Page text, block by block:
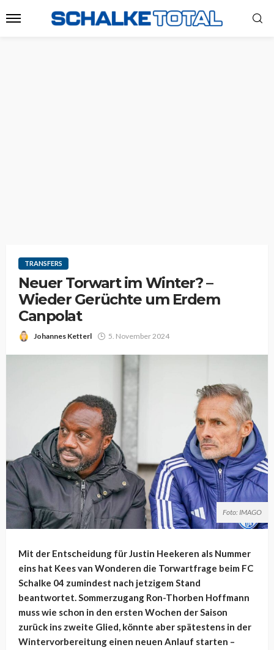
TRANSFERS
Neuer Torwart im Winter? –
Wieder Gerüchte um Erdem
Canpolat
Johannes Ketterl 5. November 2024
Foto: IMAGO
Mit der Entscheidung für Justin Heekeren als Nummer
eins hat Kees van Wonderen die Torwartfrage beim FC
Schalke 04 zumindest nach jetzigem Stand
beantwortet. Sommerzugang Ron-Thorben Hoffmann
muss wie schon in den ersten Wochen der Saison
zurück ins zweite Glied, könnte aber spätestens in der
Wintervorbereitung einen neuen Anlauf starten –